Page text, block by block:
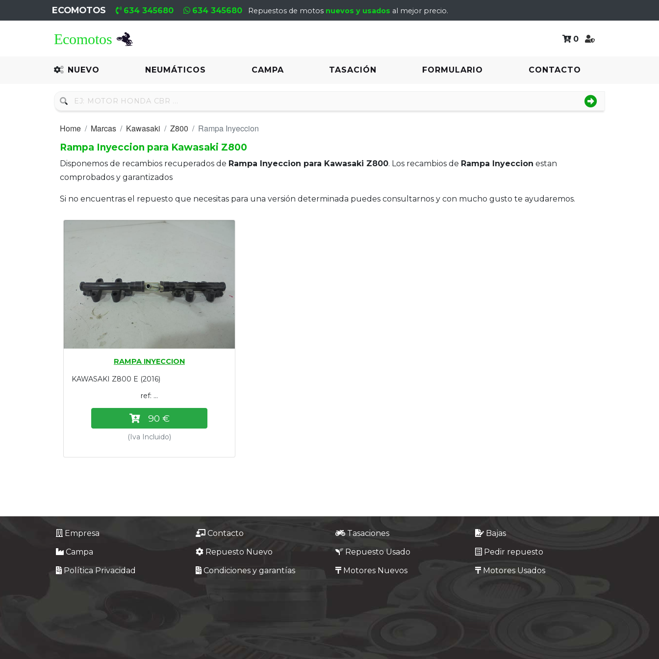
ECOMOTOS 634 345680 634 345680 Repuestos de motos nuevos y usados al mejor precio.
0
NUEVO NEUMÁTICOS CAMPA TASACIÓN FORMULARIO CONTACTO
Recambio
Neumáticos
Motores
Motores
Formulario
Home Marcas Kawasaki Z800
Rampa Inyeccion
Rampa Inyeccion para Kawasaki Z800
Disponemos de recambios recuperados de Rampa Inyeccion para Kawasaki Z800. Los recambios de Rampa Inyeccion estan
comprobados y garantizados
Si no encuentras el repuesto que necesitas para una versión determinada puedes consultarnos y con mucho gusto te ayudaremos.
RAMPA INYECCION
KAWASAKI Z800 E (2016)
ref: ...
90 €
(Iva Incluido)
Empresa Contacto Tasaciones
Bajas
Campa
Repuesto Nuevo Repuesto Usado
Pedir repuesto
Política Privacidad
Condiciones y garantías Motores Nuevos Motores Usados